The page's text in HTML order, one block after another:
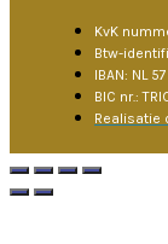
KvK
Btw-
IBAN: NL
BIC nr.:
Realisatie